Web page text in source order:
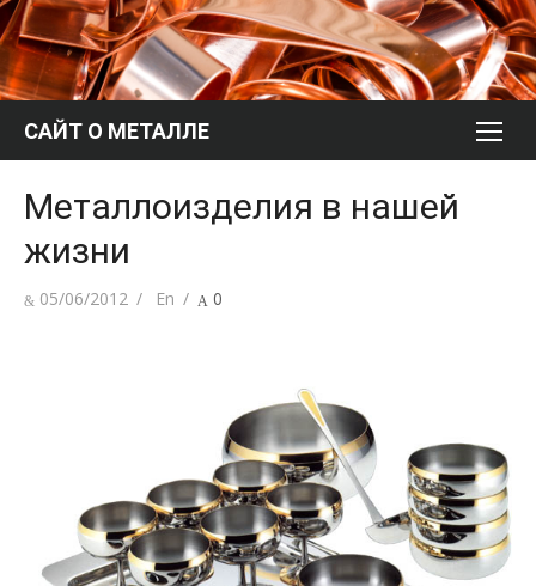
Перейти
к
содержимому
САЙТ О МЕТАЛЛЕ
Металлоизделия в нашей
жизни
Опубликовано
05/06/2012 Автор
En 0